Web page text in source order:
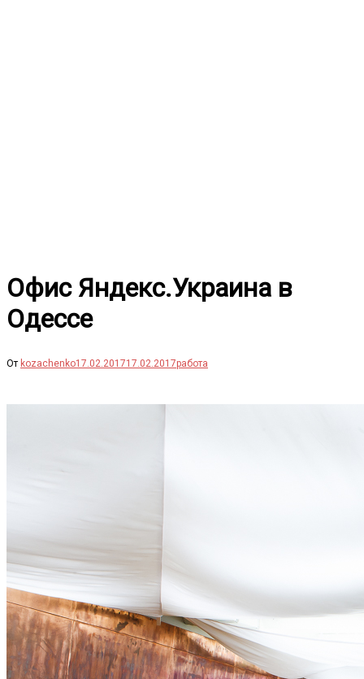
Офис Яндекс.Украина в
Одессе
От kozachenko17.02.201717.02.2017работа